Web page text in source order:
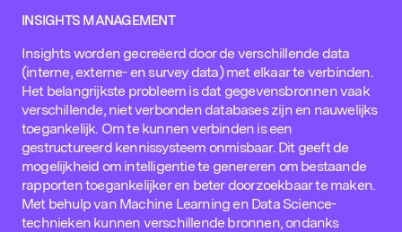
INSIGHTS MANAGEMENT
Insights worden gecreëerd door de verschillende data
(interne, externe- en survey data) met elkaar te verbinden.
Het belangrijkste probleem is dat gegevensbronnen vaak
verschillende, niet verbonden databases zijn en nauwelijks
toegankelijk. Om te kunnen verbinden is een
gestructureerd kennissysteem onmisbaar. Dit geeft de
mogelijkheid om intelligentie te genereren om bestaande
rapporten toegankelijker en beter doorzoekbaar te maken.
Met behulp van Machine Learning en Data Science-
technieken kunnen verschillende bronnen, ondanks